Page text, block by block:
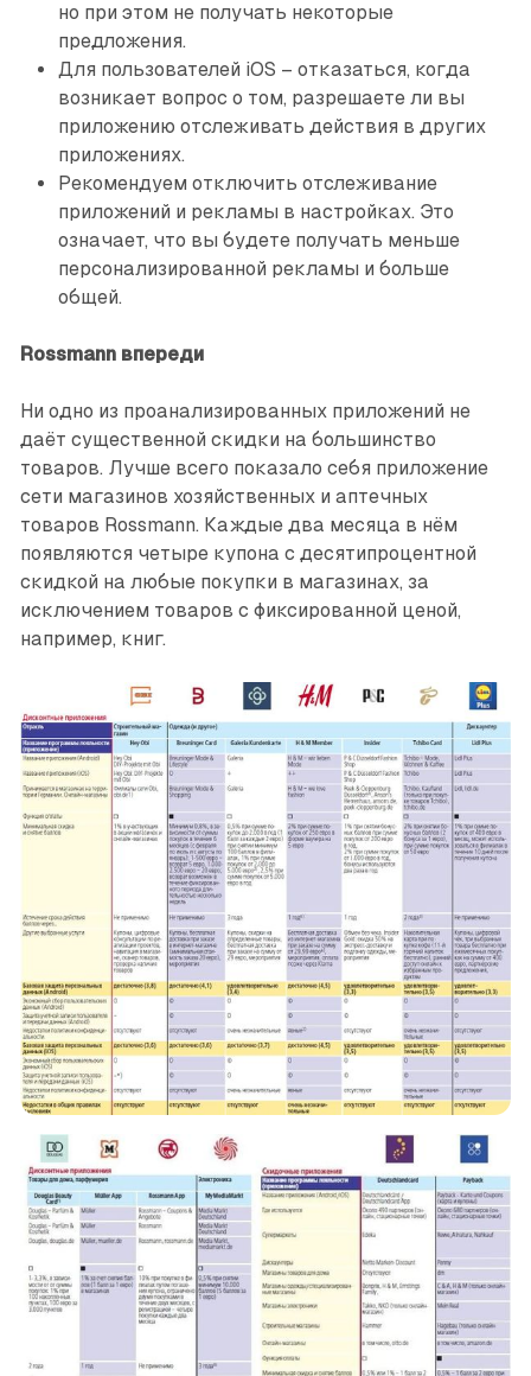
но при этом не получать некоторые
предложения.
Для пользователей iOS – отказаться, когда
возникает вопрос о том, разрешаете ли вы
приложению отслеживать действия в других
приложениях.
Рекомендуем отключить отслеживание
приложений и рекламы в настройках. Это
означает, что вы будете получать меньше
персонализированной рекламы и больше
общей.
Rossmann впереди
Ни одно из проанализированных приложений не
даёт существенной скидки на большинство
товаров. Лучше всего показало себя приложение
сети магазинов хозяйственных и аптечных
товаров Rossmann. Каждые два месяца в нём
появляются четыре купона с десятипроцентной
скидкой на любые покупки в магазинах, за
исключением товаров с фиксированной ценой,
например, книг.